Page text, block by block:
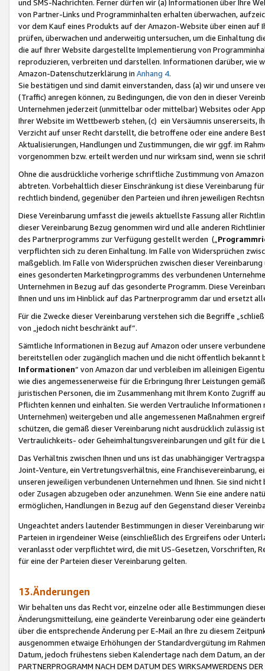
und SMS-Nachrichten. Ferner dürfen wir (a) Informationen über Ihre
von Partner-Links und Programminhalten erhalten überwachen,
vor dem Kauf eines Produkts auf der Amazon-Website über einen
prüfen, überwachen und anderweitig untersuchen, um die Einhaltung
die auf Ihrer Website dargestellte Implementierung von
reproduzieren, verbreiten und darstellen. Informationen darüber, wie
Amazon-Datenschutzerklärung in Anhang 4.
Sie bestätigen und sind damit einverstanden, dass (a) wir und
(Traffic) anregen können, zu Bedingungen, die von den in dieser
Unternehmen jederzeit (unmittelbar oder mittelbar) Websites oder
Ihrer Website im Wettbewerb stehen, (c) ein Versäumnis unsererseits,
Verzicht auf unser Recht darstellt, die betroffene oder eine andere
Aktualisierungen, Handlungen und Zustimmungen, die wir ggf. im
vorgenommen bzw. erteilt werden und nur wirksam sind, wenn sie
Ohne die ausdrückliche vorherige schriftliche Zustimmung von
abtreten. Vorbehaltlich dieser Einschränkung ist diese Vereinbarung
rechtlich bindend, gegenüber den Parteien und ihren jeweiligen
Diese Vereinbarung umfasst die jeweils aktuellste Fassung aller
dieser Vereinbarung Bezug genommen wird und alle anderen
des Partnerprogramms zur Verfügung gestellt werden („
verpflichten sich zu deren Einhaltung. Im Falle von Widersprüchen
maßgeblich. Im Falle von Widersprüchen zwischen dieser
eines gesonderten Marketingprogramms des verbundenen
Unternehmen in Bezug auf das gesonderte Programm. Diese
Ihnen und uns im Hinblick auf das Partnerprogramm dar und ersetzt
Für die Zwecke dieser Vereinbarung verstehen sich die Begriffe
von „jedoch nicht beschränkt auf“.
Sämtliche Informationen in Bezug auf Amazon oder unsere
bereitstellen oder zugänglich machen und die nicht öffentlich
Informationen“ von Amazon dar und verbleiben im alleinigen
wie dies angemessenerweise für die Erbringung Ihrer Leistungen
juristischen Personen, die im Zusammenhang mit Ihrem Konto
Pflichten kennen und einhalten. Sie werden Vertrauliche
Unternehmen) weitergeben und alle angemessenen Maßnahmen
schützen, die gemäß dieser Vereinbarung nicht ausdrücklich zulässig
Vertraulichkeits- oder Geheimhaltungsvereinbarungen und gilt für die
Das Verhältnis zwischen Ihnen und uns ist das unabhängiger
Joint-Venture, ein Vertretungsverhältnis, eine Franchisevereinbarung,
unseren jeweiligen verbundenen Unternehmen und Ihnen. Sie sind
oder Zusagen abzugeben oder anzunehmen. Wenn Sie eine andere
ermöglichen, Handlungen in Bezug auf den Gegenstand dieser
Ungeachtet anders lautender Bestimmungen in dieser Vereinbarung
Parteien in irgendeiner Weise (einschließlich des Ergreifens oder
veranlasst oder verpflichtet wird, die mit US-Gesetzen, Vorschriften,
für eine der Parteien dieser Vereinbarung gelten.
13.Änderungen
Wir behalten uns das Recht vor, einzelne oder alle Bestimmungen
Änderungsmitteilung, eine geänderte Vereinbarung oder eine
über die entsprechende Änderung per E-Mail an Ihre zu diesem
ausgenommen etwaige Erhöhungen der Standardvergütung im
Datum, jedoch frühestens sieben Kalendertage nach dem Datum, an
PARTNERPROGRAMM NACH DEM DATUM DES WIRKSAMWERDENS